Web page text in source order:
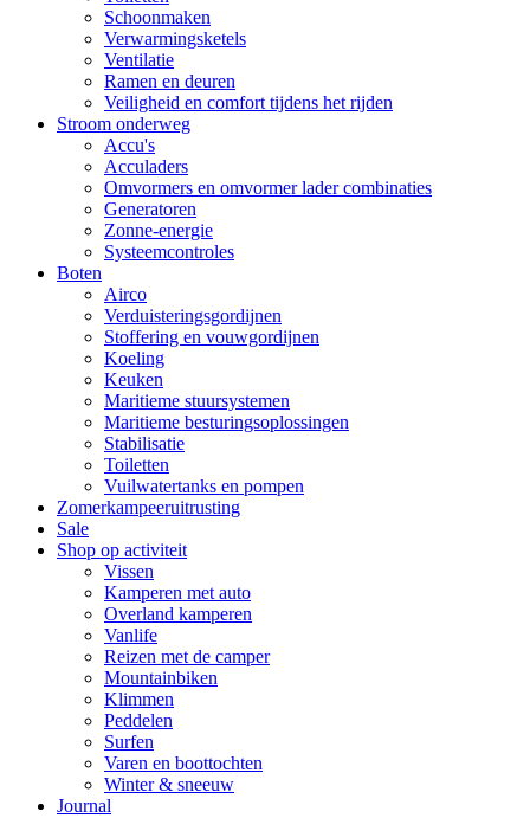
Schoonmaken
Verwarmingsketels
Ventilatie
Ramen en deuren
Veiligheid en comfort tijdens het rijden
Stroom onderweg
Accu's
Acculaders
Omvormers en omvormer lader combinaties
Generatoren
Zonne-energie
Systeemcontroles
Boten
Airco
Verduisteringsgordijnen
Stoffering en vouwgordijnen
Koeling
Keuken
Maritieme stuursystemen
Maritieme besturingsoplossingen
Stabilisatie
Toiletten
Vuilwatertanks en pompen
Zomerkampeeruitrusting
Sale
Shop op activiteit
Vissen
Kamperen met auto
Overland kamperen
Vanlife
Reizen met de camper
Mountainbiken
Klimmen
Peddelen
Surfen
Varen en boottochten
Winter & sneeuw
Journal